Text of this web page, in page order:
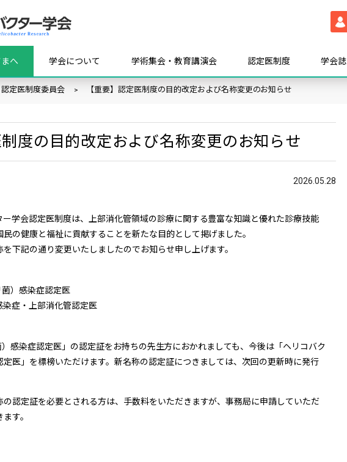
へ 学会について 学術集会・教育講演会 認定医制度 学会誌
認定医制度委員会 【重要】認定医制度の目的改定および名称変更のお知らせ
制度の目的改定および名称変更のお知らせ
2026.05.28
ー学会認定医制度は、上部消化管領域の診療に関する豊富な知識と優れた診療技能
の健康と福祉に貢献することを新たな目的として掲げました。
下記の通り変更いたしましたのでお知らせ申し上げます。
）感染症認定医
症・上部消化管認定医
感染症認定医」の認定証をお持ちの先生方におかれましても、今後は「ヘリコバク
医」を標榜いただけます。新名称の認定証につきましては、次回の更新時に発行
の認定証を必要とされる方は、手数料をいただきますが、事務局に申請していただ
す。